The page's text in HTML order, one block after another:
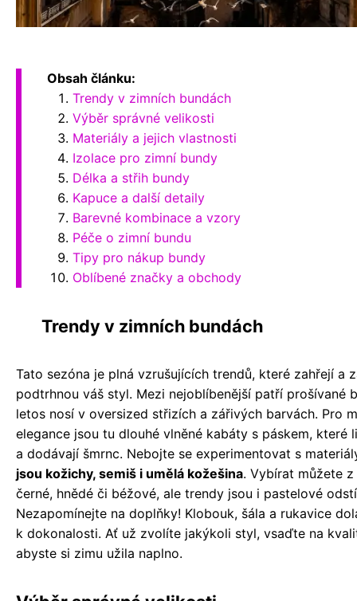
Obsah článku:
Trendy v zimních bundách
Výběr správné velikosti
Materiály a jejich vlastnosti
Izolace pro zimní bundy
Délka a střih bundy
Kapuce a další detaily
Barevné kombinace a vzory
Péče o zimní bundu
Tipy pro nákup bundy
Oblíbené značky a obchody
Trendy v zimních bundách
Tato sezóna je plná vzrušujících trendů, které zahřejí a
podtrhnou váš styl. Mezi nejoblíbenější patří prošívané
letos nosí v oversized střizích a zářivých barvách. Pro
elegance jsou tu dlouhé vlněné kabáty s páskem, které
a dodávají šmrnc. Nebojte se experimentovat s
jsou kožichy, semiš i umělá kožešina. Vybírat můžete
černé, hnědé či béžové, ale trendy jsou i pastelové
Nezapomínejte na doplňky! Klobouk, šála a rukavice
k dokonalosti. Ať už zvolíte jakýkoli styl, vsaďte na
abyste si zimu užila naplno.